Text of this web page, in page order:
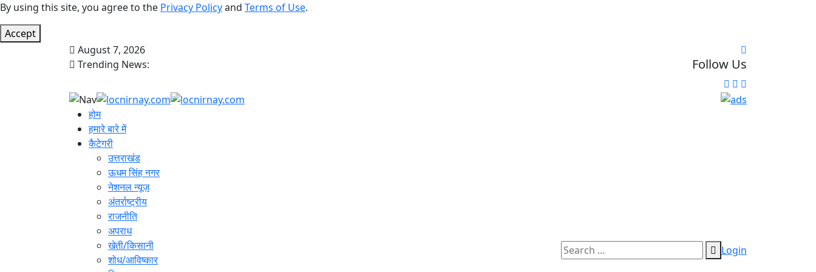
By using this site, you agree to the Privacy Policyand Terms of Use.
Accept
August 7, 2026
Trending News:
Follow Us
होम
हमारे बारे में
कैटेगरी
उत्तराखंड
ऊधम सिंह नगर
नेशनल न्यूज़
अंतर्राष्ट्रीय
राजनीति
अपराध
खेती/किसानी
शोध/आविष्कार
Login